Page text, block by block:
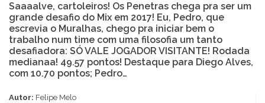
Saaaalve, cartoleiros! Os Penetras chega pra ser um
grande desafio do Mix em 2017! Eu, Pedro, que
escrevia o Muralhas, chego pra iniciar bem o
trabalho num time com uma filosofia um tanto
desafiadora: SÓ VALE JOGADOR VISITANTE! Rodada
medianaa! 49.57 pontos! Destaque para Diego Alves,
com 10.70 pontos; Pedro…
Autor: Felipe Melo